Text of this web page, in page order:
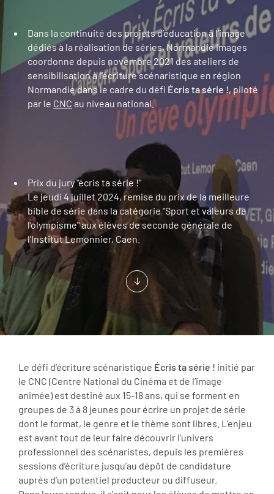
Dans la continuité des projets d’éducation à l’image
dédiés à la réalisation de séries, Normandie Images
coordonne depuis novembre 2021 des ateliers de
sensibilisation à l’écriture scénaristique en région
Normandie dans le cadre du défi Écris ta série !, piloté
par le CNC au niveau national.
Prix du jury "écris ta série !"
Le jeudi 4 juillet 2024, remise du prix de la meilleure
bible de série dans la catégorie "Sport et valeurs de
l’olympisme" aux élèves de seconde générale de
l’Institut Lemonnier, Caen.
Le défi d’écriture scénaristique Écris ta série ! initié par
le CNC (Centre National du Cinéma et de l’image
animée)est destiné aux 15-18 ans, qui se forment en
groupes de 3 à 8 jeunes pour écrire un projet de série
dont le format, le genre et le thème sont libres. L’enjeu
est avant tout de leur faire découvrir l’univers
professionnel des scénaristes, depuis les premières
sessions d’écriture jusqu’au dépôt de candidature
auprès d’un potentiel producteur ou diffuseur.